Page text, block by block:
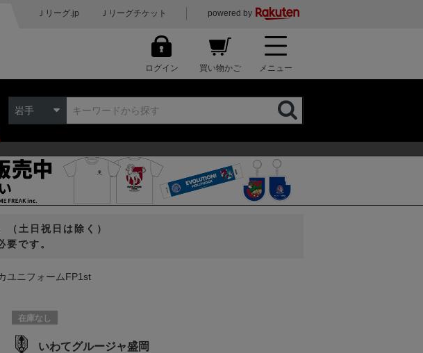
Ｊリーグ.jp Ｊリーグチケット powered by
ログイン 買い物かご メニュー
岩手
土日祝日は除く）
要です。
ユニフォームFP1st
在庫なし
いわてグルージャ盛岡